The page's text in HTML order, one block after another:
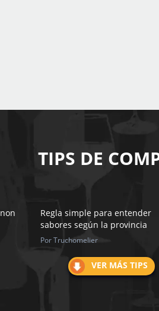
TIPS DE
Regla simple para entender
sabores según la provincia
Por Truchomelier
VER MÁS TIPS